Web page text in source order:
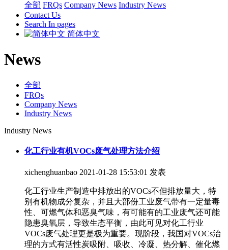
全部 FRQs Company News Industry News
Contact Us
Search In pages
简体中文
News
全部
FRQs
Company News
Industry News
Industry News
化工行业有机VOCs废气处理方法介绍
xichenghuanbao 2021-01-28 15:53:01 发表
化工行业生产制造中排放出的VOCs不但排放量大，特
别有机物成分复杂，并且大部份工业废气带有一定量毒
性、可燃气体和恶臭气味，有可能有的工业废气还可能
隐患臭氧层，导致生态平衡，由此可见对化工行业
VOCs废气处理更是极为重要。现阶段，我国对VOCs治
理的方式有活性炭吸附、吸收、冷凝、热分解、催化燃